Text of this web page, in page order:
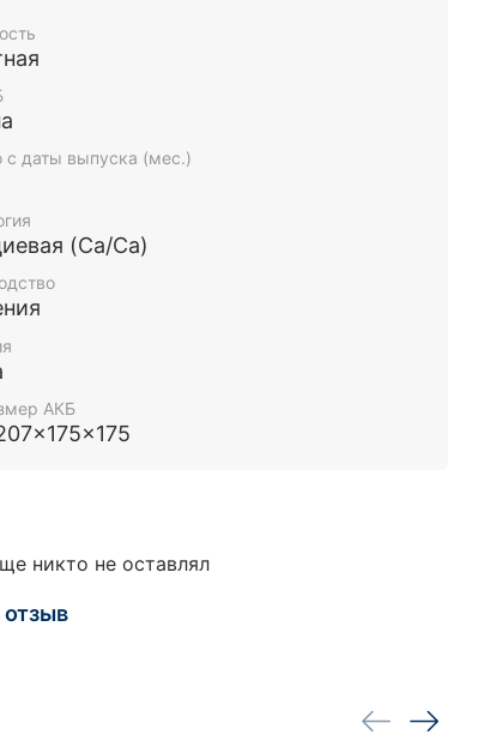
с даты выпуска (мес.)
(Ca/Ca)
АКБ
никто не оставлял
отзыв